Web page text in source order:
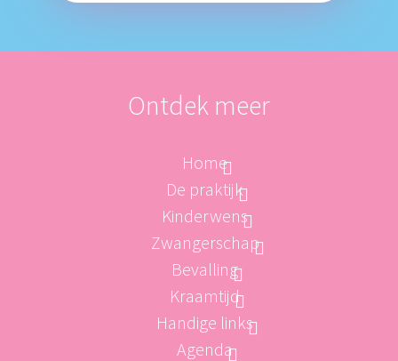
Ontdek meer
Home
De praktijk
Kinderwens
Zwangerschap
Bevalling
Kraamtijd
Handige links
Agenda